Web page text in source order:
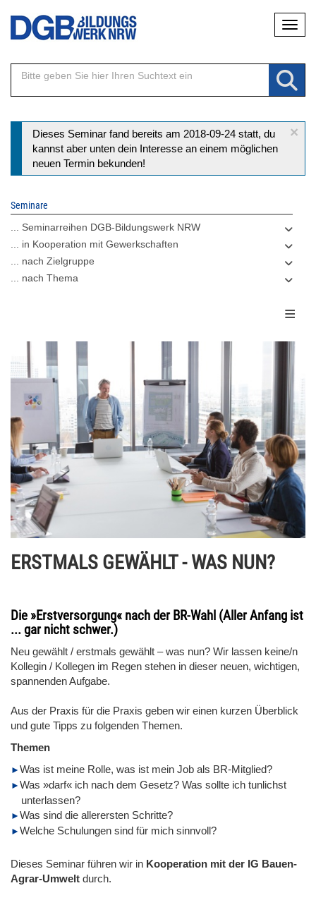
Direkt
Inhalt
×
Statusmeldung
Dieses Seminar fand bereits am 2018-09-24 statt, du
kannst aber unten dein Interesse an einem möglichen
neuen Termin bekunden!
Seminare
... Seminarreihen DGB-Bildungswerk NRW
... in Kooperation mit Gewerkschaften
... nach Zielgruppe
... nach Thema
ERSTMALS GEWÄHLT - WAS NUN?
Die »Erstversorgung« nach der BR-Wahl (Aller Anfang ist
... gar nicht schwer.)
Neu gewählt / erstmals gewählt – was nun? Wir lassen keine/n
Kollegin / Kollegen im Regen stehen in dieser neuen, wichtigen,
spannenden Aufgabe.
Aus der Praxis für die Praxis geben wir einen kurzen Überblick
und gute Tipps zu folgenden Themen.
Themen
Was ist meine Rolle, was ist mein Job als BR-Mitglied?
Was »darf« ich nach dem Gesetz? Was sollte ich tunlichst
unterlassen?
Was sind die allerersten Schritte?
Welche Schulungen sind für mich sinnvoll?
Dieses Seminar führen wir in Kooperation mit der IG Bauen-
Agrar-Umwelt durch.